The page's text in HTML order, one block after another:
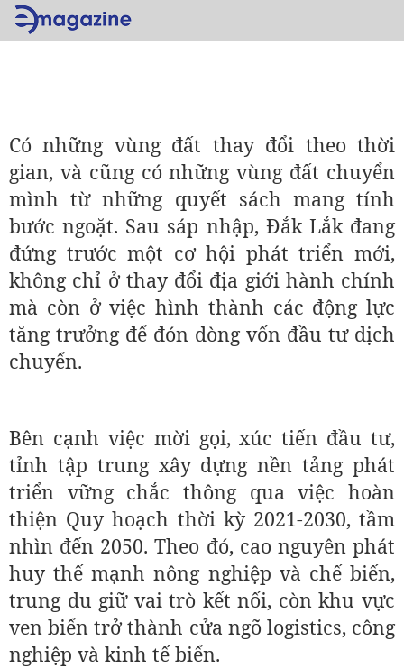
Có những vùng đất thay đổi theo thời
gian, và cũng có những vùng đất chuyển
mình từ những quyết sách mang tính
bước ngoặt. Sau sáp nhập, Đắk Lắk đang
đứng trước một cơ hội phát triển mới,
không chỉ ở thay đổi địa giới hành chính
mà còn ở việc hình thành các động lực
tăng trưởng để đón dòng vốn đầu tư dịch
chuyển.
Bên cạnh việc mời gọi, xúc tiến đầu tư,
tỉnh tập trung xây dựng nền tảng phát
triển vững chắc thông qua việc hoàn
thiện Quy hoạch thời kỳ 2021-2030, tầm
nhìn đến 2050. Theo đó, cao nguyên phát
huy thế mạnh nông nghiệp và chế biến,
trung du giữ vai trò kết nối, còn khu vực
ven biển trở thành cửa ngõ logistics, công
nghiệp và kinh tế biển.